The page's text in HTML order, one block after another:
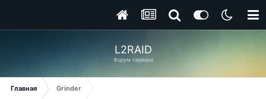
L2RAID
Форум сервера
Главная Grinder